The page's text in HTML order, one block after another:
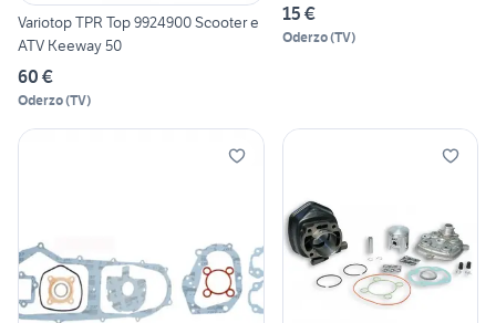
Variotop TPR Top 9924900 Scooter e
ATV Keeway 50
60 €
Oderzo(TV)
15 €
Oderzo(TV)